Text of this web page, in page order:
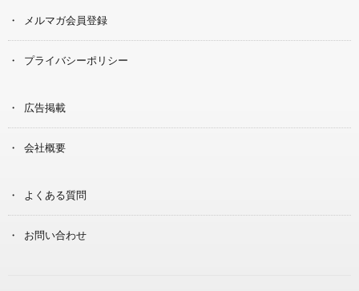
メルマガ会員登録
プライバシーポリシー
広告掲載
会社概要
よくある質問
お問い合わせ